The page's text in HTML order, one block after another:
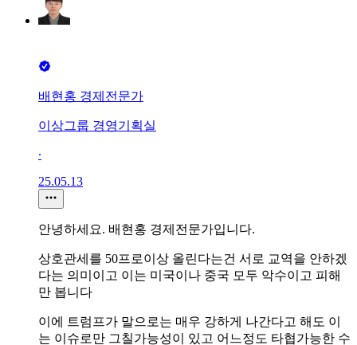
배현홍 경제전문가
이상그룹 경영기획실
∙
25.05.13
안녕하세요. 배현홍 경제전문가입니다.
상호관세를 50프로이상 올린다는건 서로 교역을 안하겠
다는 의미이고 이는 미국이나 중국 모두 악수이고 피해
만 봅니다
이에 트럼프가 말으로는 매우 강하게 나간다고 해도 이
는 이슈로만 그칠가능성이 있고 어느정도 타협가능한 수